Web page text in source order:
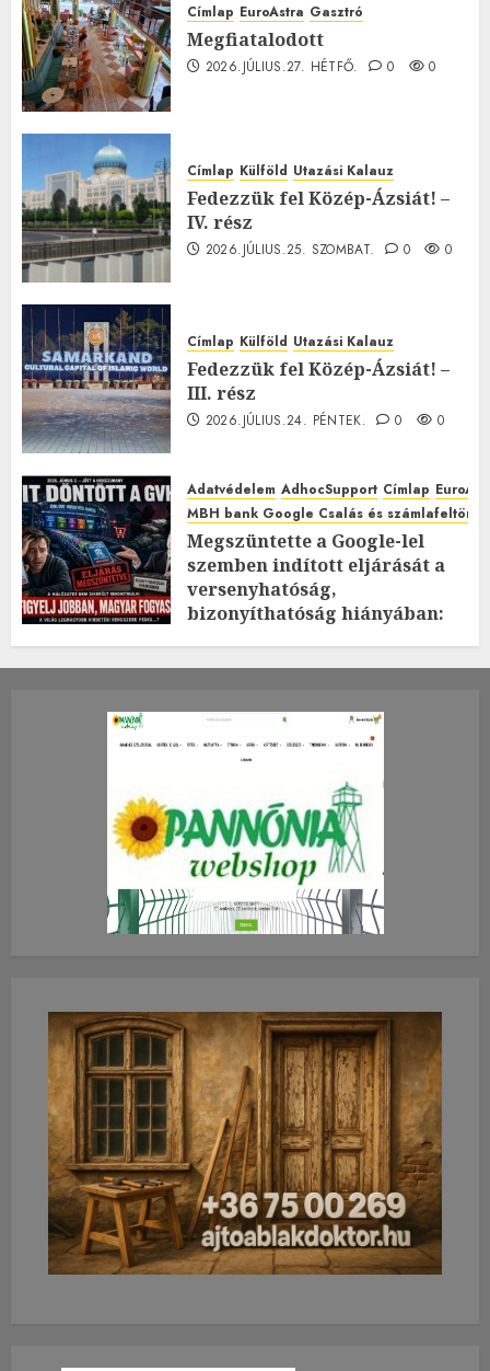
Címlap EuroAstra Gasztró
Megfiatalodott
2026.JÚLIUS.27. HÉTFŐ. 0 0
Címlap Külföld Utazási Kalauz
Fedezzük fel Közép-Ázsiát! –
IV. rész
2026.JÚLIUS.25. SZOMBAT. 0 0
Címlap Külföld Utazási Kalauz
Fedezzük fel Közép-Ázsiát! –
III. rész
2026.JÚLIUS.24. PÉNTEK. 0 0
Adatvédelem AdhocSupport Címlap
MBH bank Google Csalás és
Megszüntette a Google-lel
szemben indított eljárását a
versenyhatóság,
bizonyíthatóság hiányában:
2026.JÚLIUS.23. CSÜTÖRTÖK.
0